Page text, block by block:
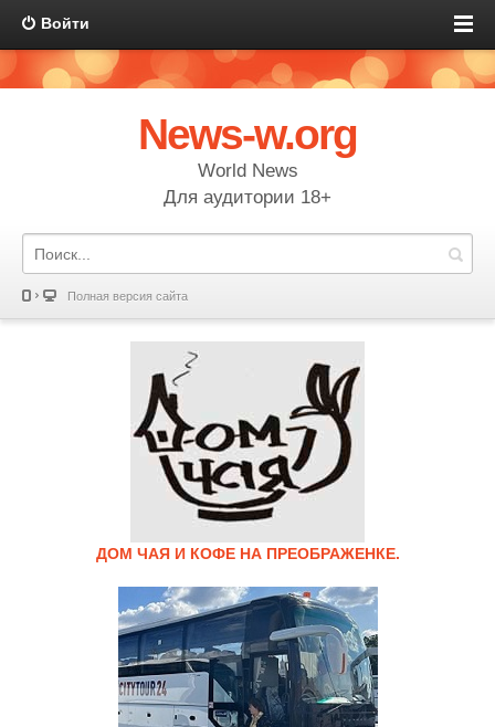
Войти
News-w.org
World News
Для аудитории 18+
Полная версия сайта
ДОМ ЧАЯ И КОФЕ НА ПРЕОБРАЖЕНКЕ.